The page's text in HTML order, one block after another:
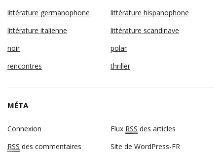
littérature germanophone
littérature hispanophone
littérature italienne
littérature scandinave
noir
polar
rencontres
thriller
MÉTA
Connexion Flux RSS des articles
RSS des commentaires Site de WordPress-FR